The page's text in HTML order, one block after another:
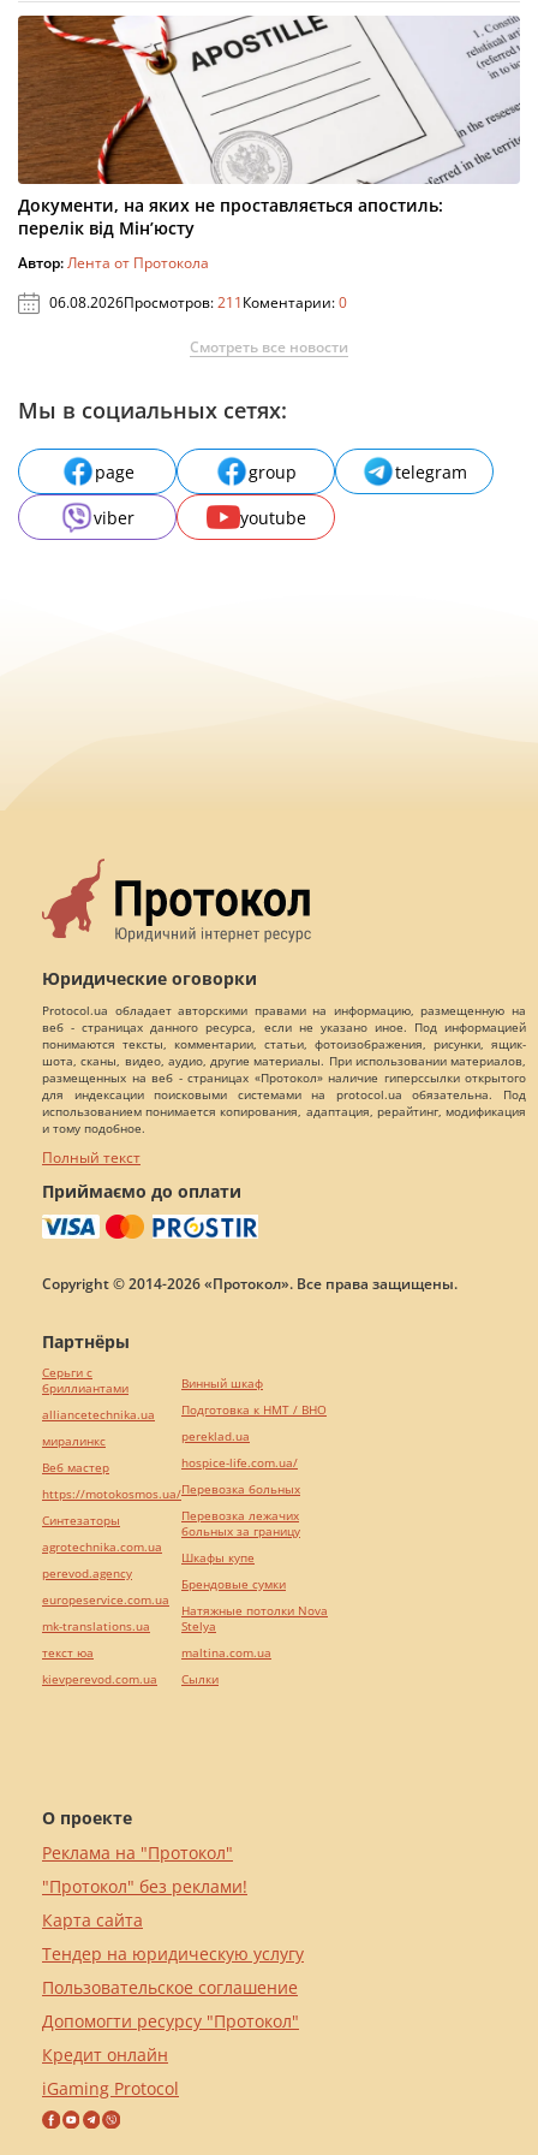
Документи, на яких не проставляється апостиль:
перелік від Мін’юсту
Автор:Лента от Протокола
06.08.2026Просмотров:211Коментарии:0
Смотреть все новости
Мы в социальных сетях:
page group
telegram
viber
youtube
Юридические оговорки
Protocol.ua обладает авторскими правами на информацию, размещенную на
веб - страницах данного ресурса, если не указано иное. Под информацией
понимаются тексты, комментарии, статьи, фотоизображения, рисунки, ящик-
шота, сканы, видео, аудио, другие материалы. При использовании материалов,
размещенных на веб - страницах «Протокол» наличие гиперссылки открытого
для индексации поисковыми системами на protocol.ua обязательна. Под
использованием понимается копирования, адаптация, рерайтинг, модификация
и тому подобное.
Полный текст
Приймаємо до оплати
Copyright © 2014-2026 «Протокол». Все права защищены.
О проекте
Реклама на "Протокол"
"Протокол" без реклами!
Карта сайта
Тендер на юридическую услугу
Пользовательское соглашение
Допомогти ресурсу "Протокол"
Кредит онлайн
iGaming Protocol
Партнёры
Серьги с
бриллиантами
alliancetechnika.ua
миралинкс
Веб мастер
https://motokosmos.ua/
Синтезаторы
agrotechnika.com.ua
perevod.agency
europeservice.com.ua
mk-translations.ua
текст юа
kievperevod.com.ua
Винный шкаф
Подготовка к НМТ / ВНО
pereklad.ua
hospice-life.com.ua/
Перевозка больных
Перевозка лежачих
больных за границу
Шкафы купе
Брендовые сумки
Натяжные потолки Nova
Stelya
maltina.com.ua
Cылки